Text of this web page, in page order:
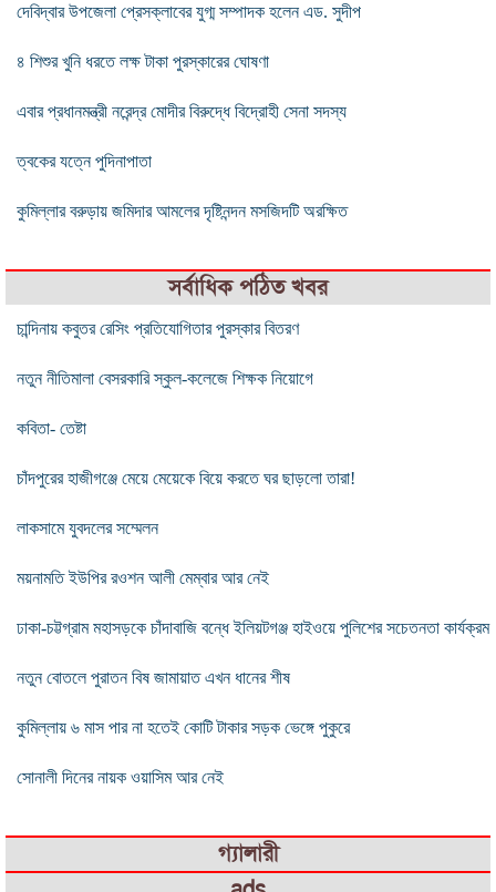
দেবিদ্বার উপজেলা প্রেসক্লাবের যুগ্ম সম্পাদক হলেন এড. সুদীপ
৪ শিশুর খুনি ধরতে লক্ষ টাকা পুরস্কারের ঘোষণা
এবার প্রধানমন্ত্রী নরেন্দ্র মোদীর বিরুদ্ধে বিদ্রোহী সেনা সদস্য
ত্বকের যত্নে পুদিনাপাতা
কুমিল্লার বরুড়ায় জমিদার আমলের দৃষ্টিনন্দন মসজিদটি অরক্ষিত
সর্বাধিক পঠিত খবর
চান্দিনায় কবুতর রেসিং প্রতিযোগিতার পুরস্কার বিতরণ
নতুন নীতিমালা বেসরকারি স্কুল-কলেজে শিক্ষক নিয়োগে
কবিতা- তেষ্টা
চাঁদপুরের হাজীগঞ্জে মেয়ে মেয়েকে বিয়ে করতে ঘর ছাড়লো তারা!
লাকসামে যুবদলের সম্মেলন
ময়নামতি ইউপির রওশন আলী মেম্বার আর নেই
ঢাকা-চট্টগ্রাম মহাসড়কে চাঁদাবাজি বন্ধে ইলিয়টগঞ্জ হাইওয়ে পুলিশের সচেতনতা কার্যক্রম
নতুন বোতলে পুরাতন বিষ জামায়াত এখন ধানের শীষ
কুমিল্লায় ৬ মাস পার না হতেই কোটি টাকার সড়ক ভেঙ্গে পুকুরে
সোনালী দিনের নায়ক ওয়াসিম আর নেই
গ্যালারী